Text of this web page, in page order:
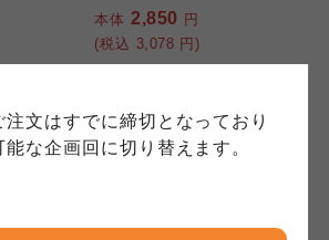
注文はすでに締切となっており
な企画回に切り替えます。
本体 2,850 円
(税込 3,078 円)
5%OFF
コープしが
ては各生協のボタンをクリッ
さい。
コープしが
コープしが